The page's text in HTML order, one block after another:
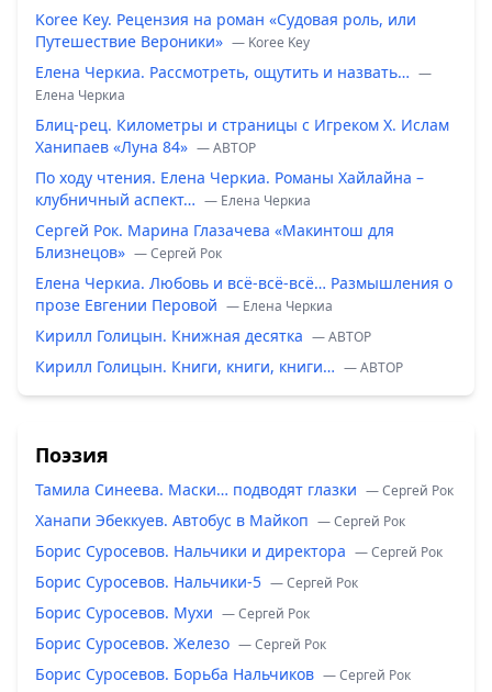
Koree Key. Рецензия на роман «Судовая роль, или
Путешествие Вероники» — Koree Key
Елена Черкиа. Рассмотреть, ощутить и назвать… —
Елена Черкиа
Блиц-рец. Километры и страницы с Игреком Х. Ислам
Ханипаев «Луна 84» — ABTOP
По ходу чтения. Елена Черкиа. Романы Хайлайна –
клубничный аспект… — Елена Черкиа
Сергей Рок. Марина Глазачева «Макинтош для
Близнецов» — Сергей Рок
Елена Черкиа. Любовь и всё-всё-всё… Размышления о
прозе Евгении Перовой — Елена Черкиа
Кирилл Голицын. Книжная десятка — ABTOP
Кирилл Голицын. Книги, книги, книги… — ABTOP
Поэзия
Тамила Синеева. Маски… подводят глазки — Сергей Рок
Ханапи Эбеккуев. Автобус в Майкоп — Сергей Рок
Борис Суросевов. Нальчики и директора — Сергей Рок
Борис Суросевов. Нальчики-5 — Сергей Рок
Борис Суросевов. Мухи — Сергей Рок
Борис Суросевов. Железо — Сергей Рок
Борис Суросевов. Борьба Нальчиков — Сергей Рок